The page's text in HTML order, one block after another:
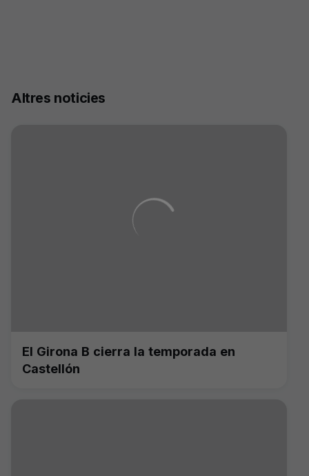
Altres noticies
El Girona B cierra la temporada en
Castellón